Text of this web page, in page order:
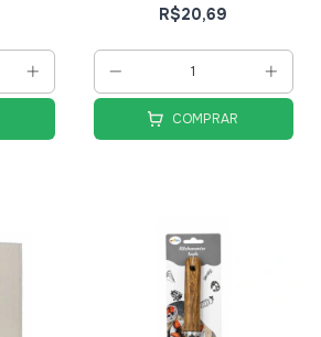
R$20,69
COMPRAR